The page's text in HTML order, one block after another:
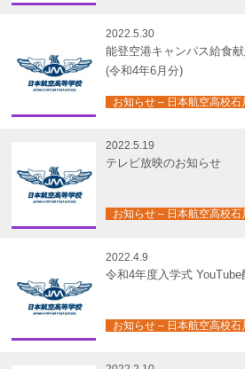
2022.5.30
能登空港キャンパス給食
(令和4年6月分)
お知らせ – 日本航空高校石
2022.5.19
テレビ放映のお知らせ
お知らせ – 日本航空高校石
2022.4.9
令和4年度入学式 YouTube
お知らせ – 日本航空高校石